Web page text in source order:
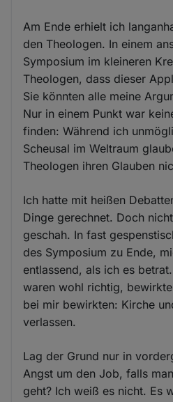
Am Ende erhielt ich
den Theologen. In einem
Symposium im kleineren
Theologen, dass dieser
Sie könnten alle meine
Nur in einem Punkt war
finden: Während ich
Scheusal im Weltraum
Theologen ihren Glauben
Ich hatte mit heißen
Dinge gerechnet. Doch
geschah. In fast
des Symposium zu Ende,
entlassend, als ich es
waren wohl richtig,
bei mir bewirkten: Kirche
verlassen.
Lag der Grund nur in
Angst um den Job, falls
geht? Ich weiß es nicht. Es